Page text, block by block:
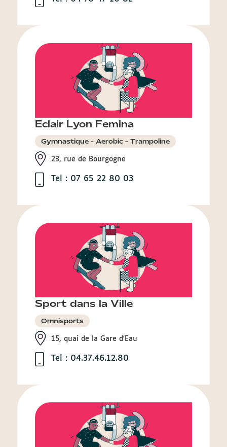
Eclair Lyon Femina
Gymnastique - Aerobic - Trampoline
23, rue de Bourgogne
Tel : 07 65 22 80 03
Sport dans la Ville
Omnisports
15, quai de la Gare d'Eau
Tel : 04.37.46.12.80